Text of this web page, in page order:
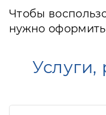
Чтобы
нужно
Услуги,